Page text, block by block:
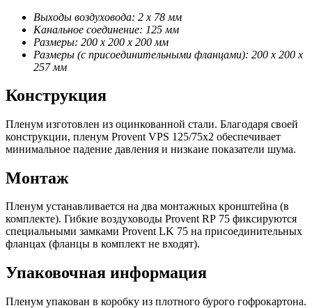
Выходы воздуховода: 2 х 78 мм
Канальное соединение: 125 мм
Размеры: 200 х 200 х 200 мм
Размеры (с присоединительными фланцами): 200 х 200 х
257 мм
Конструкция
Пленум изготовлен из оцинкованной стали. Благодаря своей
конструкции, пленум Provent VPS 125/75х2 обеспечивает
минимальное падение давления и низкаие показатели шума.
Монтаж
Пленум устанавливается на два монтажных кронштейна (в
комплекте). Гибкие воздуховоды Provent RP 75 фиксируются
специальными замками Provent LK 75 на присоединительных
фланцах (фланцы в комплект не входят).
Упаковочная информация
Пленум упакован в коробку из плотного бурого гофрокартона.